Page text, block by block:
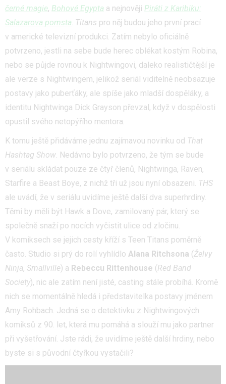
černé magie, Bohové Egypta a nejnověji Piráti z Karibiku:
Salazarova pomsta. Titans pro něj budou jeho první prací
v americké televizní produkci. Zatím nebylo oficiálně
potvrzeno, jestli na sebe bude herec oblékat kostým Robina,
nebo se půjde rovnou k Nightwingovi, daleko realističtější je
ale verze s Nightwingem, jelikož seriál viditelně neobsazuje
postavy jako puberťáky, ale spíše jako mladší dospěláky, a
identitu Nightwinga Dick Grayson převzal, když v dospělosti
opustil svého netopýřího mentora.
K tomu ještě přidáváme jednu zajímavou novinku od That
Hashtag Show. Nedávno bylo potvrzeno, že tým se bude
v seriálu skládat pouze ze čtyř členů, Nightwinga, Raven,
Starfire a Beast Boye, z nichž tři už jsou nyní obsazeni. THS
ale uvádí, že v seriálu uvidíme ještě další dva superhrdiny.
Těmi by měli být Hawk a Dove, zamilovaný pár, který se
společně snaží po nocích vyčistit ulice od zločinu.
V komiksech se jejich cesty kříží s Teen Titans poměrně
často. Studio si prý do rolí vyhlídlo Alana Ritchsona (Želvy
Ninja, Smallville) a Rebeccu Rittenhouse (Red Band
Society), nic ale zatím není jisté, casting stále probíhá. Kromě
nich se momentálně hledá i představitelka postavy jménem
Amy Rohbach. Jedná se o detektivku z Nightwingových
komiksů z 90. let, která mu pomáhá a slouží mu jako partner
při vyšetřování. Jste rádi, že uvidíme ještě další hrdiny, nebo
byste si s původní čtyřkou vystačili?